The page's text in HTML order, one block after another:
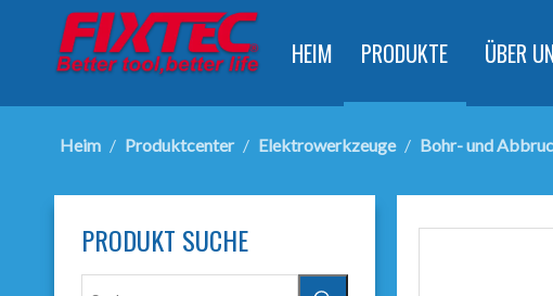
HEIM PRODUKTE ÜBER
Heim / Produktcenter / Elektrowerkzeuge / Bohr- und
PRODUKT SUCHE